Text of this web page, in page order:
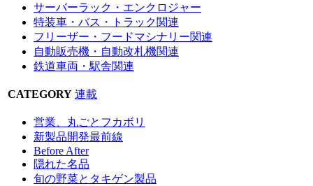
サーバーラック・エンクロジャー
特装車・バス・トラック関連
フリーザー・フードマシナリー関連
自動販売機・自動改札機関連
鉄道車両・駅舎関連
CATEGORY 連載
営業、丸ごとフカボリ
新製品開発最前線
Before After
隠れた名品
旬の野菜とタキゲン製品